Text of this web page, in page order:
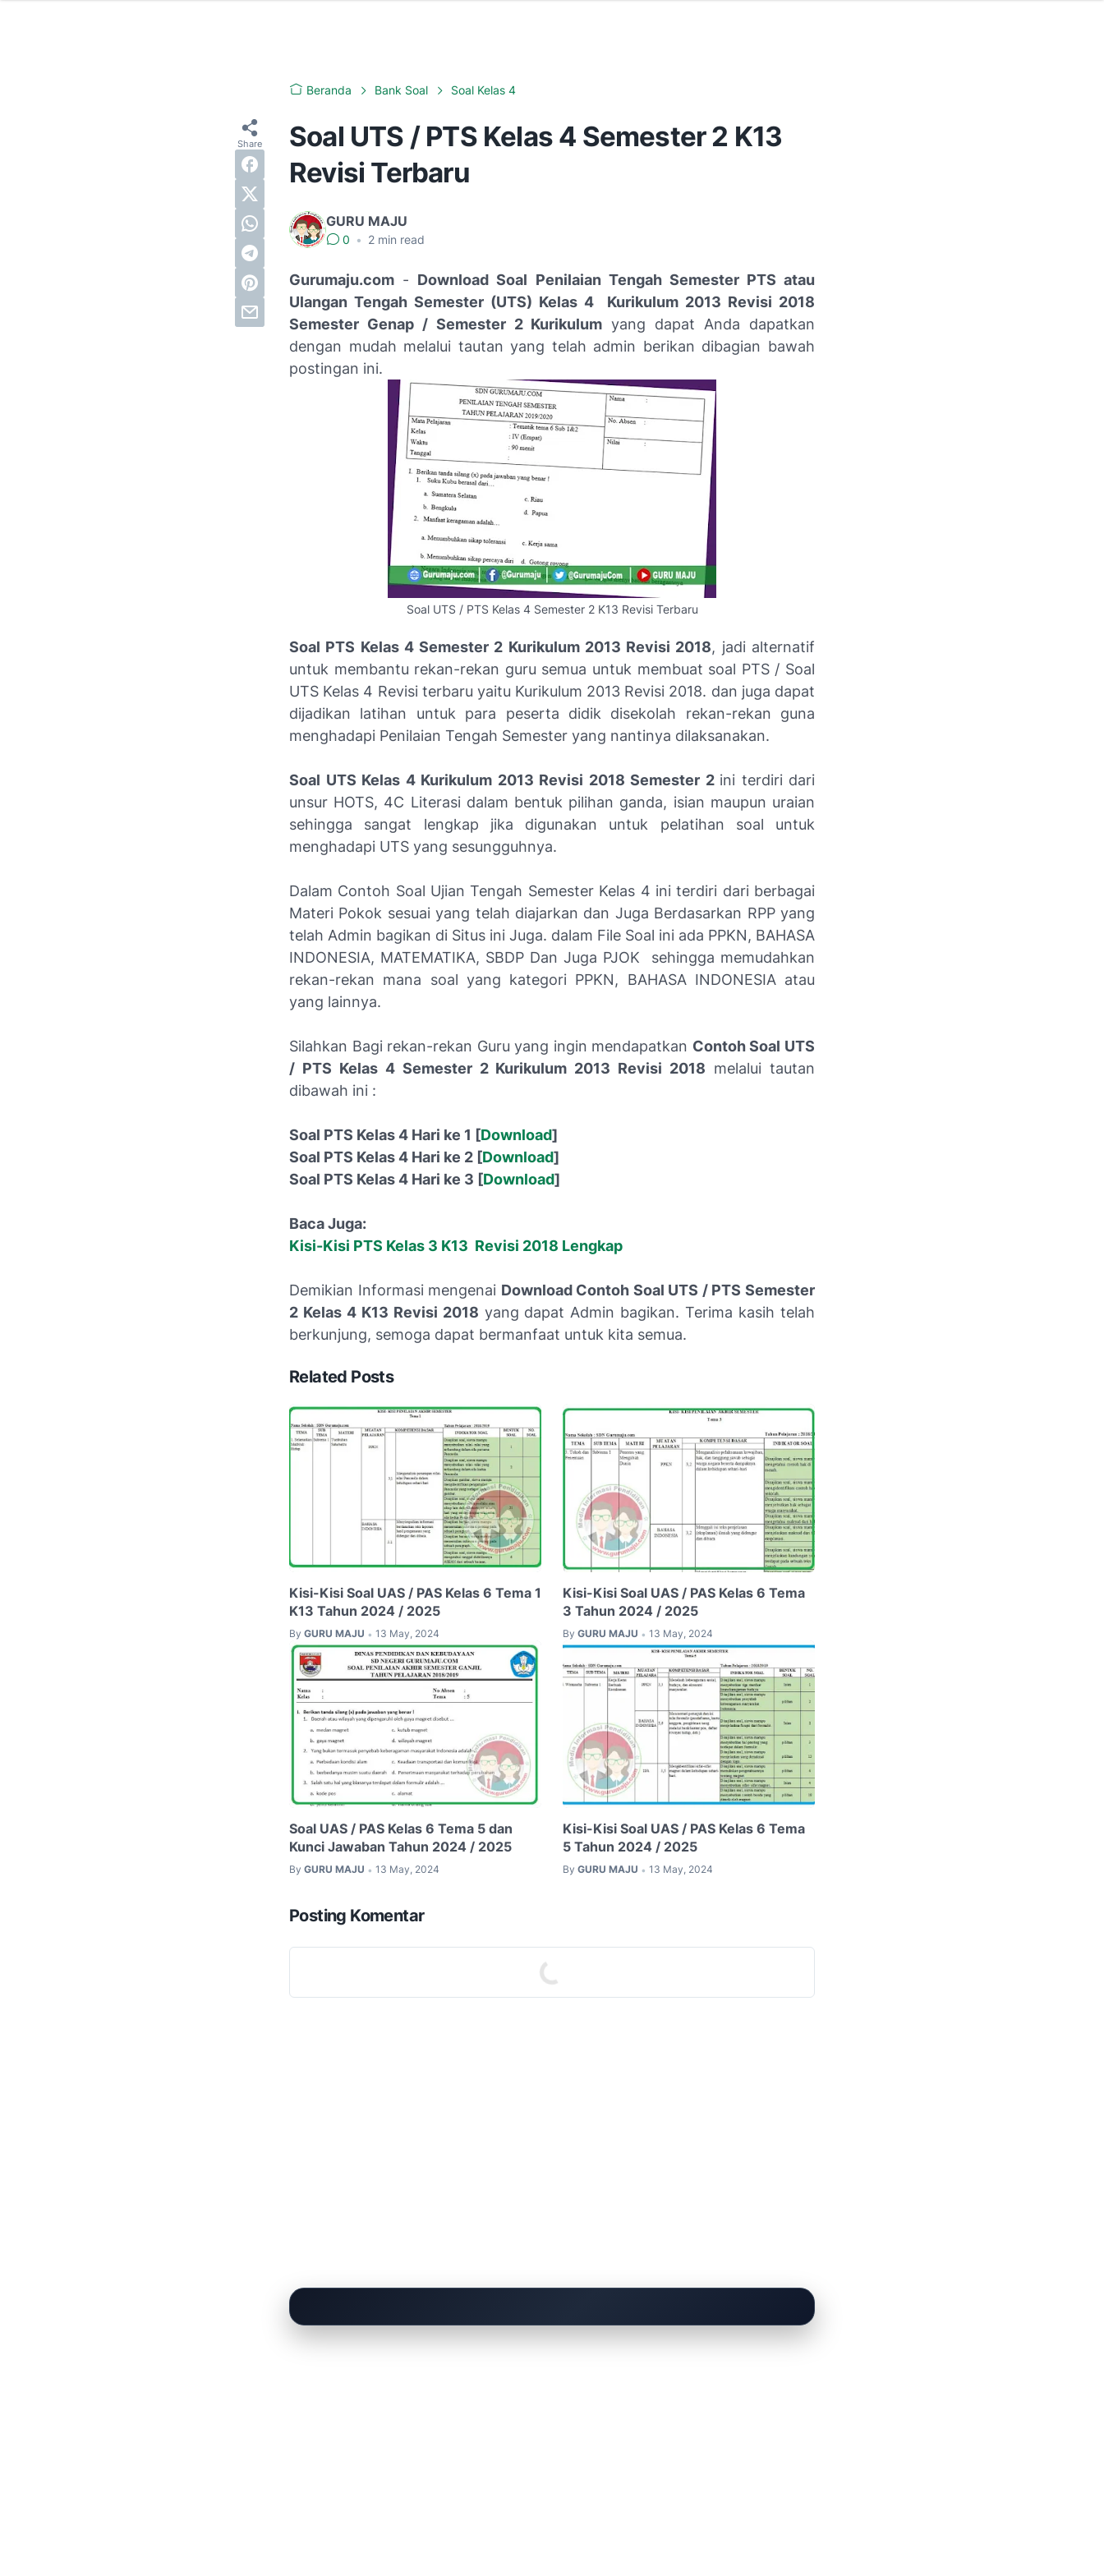
Beranda Bank Soal Soal Kelas 4
Soal UTS / PTS Kelas 4 Semester 2 K13
Revisi Terbaru
GURU MAJU
0 • 2 min read
Gurumaju.com - Download Soal Penilaian Tengah Semester PTS atau
Ulangan Tengah Semester (UTS) Kelas 4 Kurikulum 2013 Revisi 2018
Semester Genap / Semester 2 Kurikulum yang dapat Anda dapatkan
dengan mudah melalui tautan yang telah admin berikan dibagian bawah
postingan ini.
Soal UTS / PTS Kelas 4 Semester 2 K13 Revisi Terbaru
Soal PTS Kelas 4 Semester 2 Kurikulum 2013 Revisi 2018, jadi alternatif
untuk membantu rekan-rekan guru semua untuk membuat soal PTS / Soal
UTS Kelas 4 Revisi terbaru yaitu Kurikulum 2013 Revisi 2018. dan juga dapat
dijadikan latihan untuk para peserta didik disekolah rekan-rekan guna
menghadapi Penilaian Tengah Semester yang nantinya dilaksanakan.
Soal UTS Kelas 4 Kurikulum 2013 Revisi 2018 Semester 2 ini terdiri dari
unsur HOTS, 4C Literasi dalam bentuk pilihan ganda, isian maupun uraian
sehingga sangat lengkap jika digunakan untuk pelatihan soal untuk
menghadapi UTS yang sesungguhnya.
Dalam Contoh Soal Ujian Tengah Semester Kelas 4 ini terdiri dari berbagai
Materi Pokok sesuai yang telah diajarkan dan Juga Berdasarkan RPP yang
telah Admin bagikan di Situs ini Juga. dalam File Soal ini ada PPKN, BAHASA
INDONESIA, MATEMATIKA, SBDP Dan Juga PJOK sehingga memudahkan
rekan-rekan mana soal yang kategori PPKN, BAHASA INDONESIA atau
yang lainnya.
Silahkan Bagi rekan-rekan Guru yang ingin mendapatkan Contoh Soal UTS
/ PTS Kelas 4 Semester 2 Kurikulum 2013 Revisi 2018 melalui tautan
dibawah ini :
Soal PTS Kelas 4 Hari ke 1 [Download]
Soal PTS Kelas4 Hari ke 2 [Download]
Soal PTS Kelas4 Hari ke 3 [Download]
Baca Juga:
Kisi-Kisi PTS Kelas 3 K13 Revisi 2018 Lengkap
Demikian Informasi mengenai Download Contoh Soal UTS / PTS Semester
2 Kelas 4 K13 Revisi 2018 yang dapat Admin bagikan. Terima kasih telah
berkunjung, semoga dapat bermanfaat untuk kita semua.
Related Posts
Kisi-Kisi Soal UAS / PAS Kelas 6 Tema 1
K13 Tahun 2024 / 2025
By GURU MAJU • 13 May, 2024
Kisi-Kisi Soal UAS / PAS Kelas 6 Tema
3 Tahun 2024 / 2025
By GURU MAJU • 13 May, 2024
Soal UAS / PAS Kelas 6 Tema 5 dan
Kunci Jawaban Tahun 2024 / 2025
By GURU MAJU • 13 May, 2024
Kisi-Kisi Soal UAS / PAS Kelas 6 Tema
5 Tahun 2024 / 2025
By GURU MAJU • 13 May, 2024
Posting Komentar